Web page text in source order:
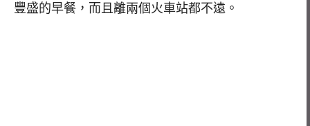
豐盛的早餐，而且離兩個火車站都不遠。